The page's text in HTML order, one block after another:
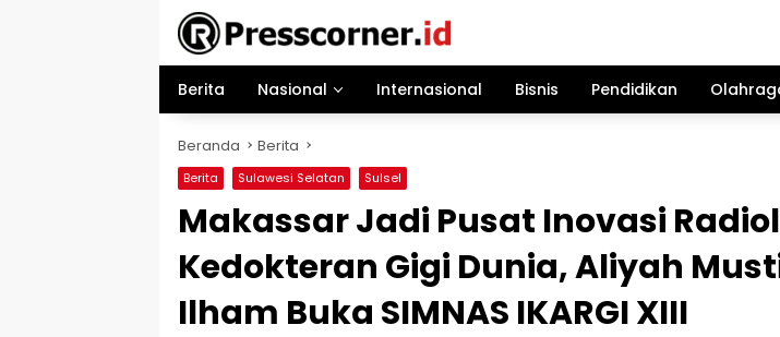
Berita Nasional Internasional Bisnis Pendidikan
Beranda Berita
Berita Sulawesi Selatan Sulsel
Makassar Jadi Pusat Inovasi
Kedokteran Gigi Dunia, Aliyah
Ilham Buka SIMNAS IKARGI XIII